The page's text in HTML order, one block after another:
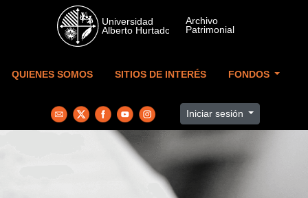
Skip to main content
QUIENES SOMOS SITIOS DE INTERÉS FONDOS
Iniciar sesión